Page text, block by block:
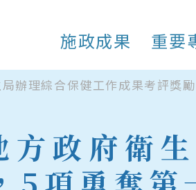
施政成果 重要
辦理綜合保健工作成果考評獎
方政府衛